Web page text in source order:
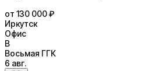
от 130 000 ₽
Иркутск
Офис
В
Восьмая ГГК
6 авг.